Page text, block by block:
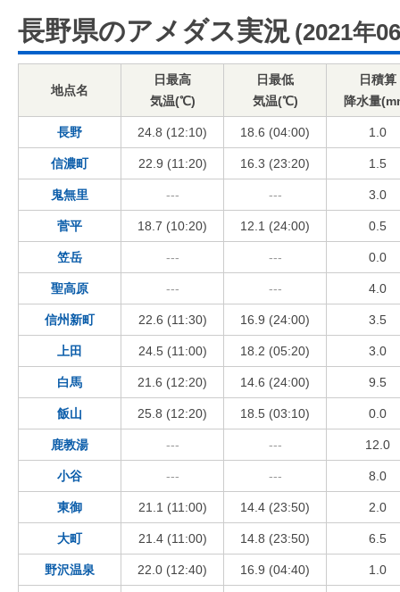
長野県のアメダス実況 (2021年
地点名
日最高
気温(℃)
日最低
気温(℃)
日積算
降水量
長野 24.8 (12:10) 18.6 (04:00) 1.0
信濃町 22.9 (11:20) 16.3 (23:20) 1.5
鬼無里 --- --- 3.0
菅平 18.7 (10:20) 12.1 (24:00) 0.5
笠岳 --- --- 0.0
聖高原 --- --- 4.0
信州新町 22.6 (11:30) 16.9 (24:00) 3.5
上田 24.5 (11:00) 18.2 (05:20) 3.0
白馬 21.6 (12:20) 14.6 (24:00) 9.5
飯山 25.8 (12:20) 18.5 (03:10) 0.0
鹿教湯 --- --- 12.0
小谷 --- --- 8.0
東御 21.1 (11:00) 14.4 (23:50) 2.0
大町 21.4 (11:00) 14.8 (23:50) 6.5
野沢温泉 22.0 (12:40) 16.9 (04:40) 1.0